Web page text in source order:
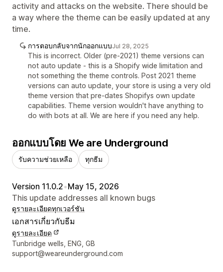
activity and attacks on the website. There should be
a way where the theme can be easily updated at any
time.
การตอบกลับจากนักออกแบบJul 28, 2025
This is incorrect. Older (pre-2021) theme versions can
not auto update - this is a Shopify wide limitation and
not something the theme controls. Post 2021 theme
versions can auto update, your store is using a very old
theme version that pre-dates Shopifys own update
capabilities. Theme version wouldn't have anything to
do with bots at all. We are here if you need any help.
ออกแบบโดย We are Underground
รับความช่วยเหลือ ทุกธีม
Version 11.0.2•May 15, 2026
This update addresses all known bugs
ดูรายละเอียดทุกเวอร์ชัน
เอกสารเกี่ยวกับธีม
ดูรายละเอียด
รายละเอียดการติดต่อผู้ออกแบบ
Tunbridge wells, ENG, GB
support@weareunderground.com